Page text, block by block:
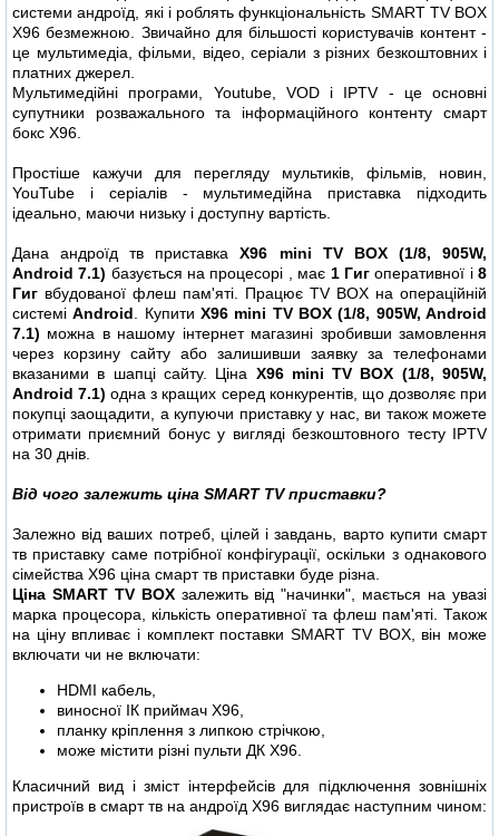
системи андроїд, які і роблять функціональність SMART TV BOX
X96 безмежною. Звичайно для більшості користувачів контент -
це мультимедіа, фільми, відео, серіали з різних безкоштовних і
платних джерел.
Мультимедійні програми, Youtube, VOD і IPTV - це основні
супутники розважального та інформаційного контенту смарт
бокс X96.
Простіше кажучи для перегляду мультиків, фільмів, новин,
YouTube і серіалів - мультимедійна приставка підходить
ідеально, маючи низьку і доступну вартість.
Дана андроїд тв приставкаX96 mini TV BOX (1/8, 905W,
Android 7.1) базується на процесорі , має 1 Гигоперативної і8
Гиг вбудованої флеш пам'яті. Працює TV BOX на операційній
системіAndroid. КупитиX96 mini TV BOX (1/8, 905W, Android
7.1) можна в нашому інтернет магазині зробивши замовлення
через корзину сайту або залишивши заявку за телефонами
вказаними в шапці сайту. Ціна X96 mini TV BOX (1/8, 905W,
Android 7.1) одна з кращих серед конкурентів, що дозволяє при
покупці заощадити, а купуючи приставку у нас, ви також можете
отримати приємний бонус у вигляді безкоштовного тесту IPTV
на 30 днів.
Від чого залежить ціна SMART TV приставки?
Залежно від ваших потреб, цілей і завдань, варто купити смарт
тв приставку саме потрібної конфігурації, оскільки з однакового
сімейства X96 ціна смарт тв приставки буде різна.
Ціна SMART TV BOXзалежить від "начинки", мається на увазі
марка процесора, кількість оперативної та флеш пам'яті. Також
на ціну впливає і комплект поставки SMART TV BOX, він може
включати чи не включати:
HDMI кабель,
виносної ІК приймач X96,
планку кріплення з липкою стрічкою,
може містити різні пульти ДК X96.
Класичний вид і зміст інтерфейсів для підключення зовнішніх
пристроїв в смарт тв на андроїд X96 виглядає наступним чином: